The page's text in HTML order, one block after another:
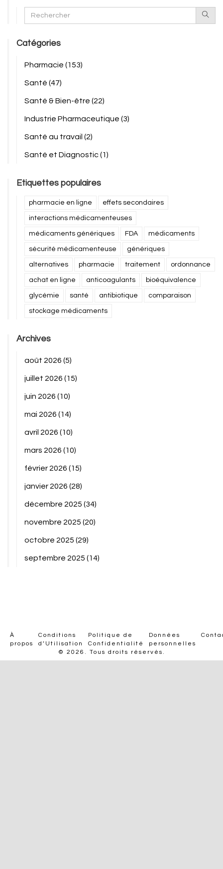
Catégories
Pharmacie (153)
Santé (47)
Santé & Bien-être (22)
Industrie Pharmaceutique (3)
Santé au travail (2)
Santé et Diagnostic(1)
Etiquettes populaires
pharmacie en ligne effets secondaires
interactions médicamenteuses
médicaments génériques FDA médicaments
sécurité médicamenteuse génériques
alternatives pharmacie traitement ordonnance
achat en ligne anticoagulants bioéquivalence
glycémie santé antibiotique comparaison
stockage médicaments
Archives
août 2026 (5)
juillet 2026 (15)
juin 2026 (10)
mai 2026 (14)
avril 2026 (10)
mars 2026 (10)
février 2026 (15)
janvier 2026 (28)
décembre 2025 (34)
novembre 2025 (20)
octobre 2025 (29)
septembre 2025 (14)
À
propos
Conditions
d’Utilisation
Politique de
Confidentialité
Données
personnelles
© 2026. Tous droits réservés.